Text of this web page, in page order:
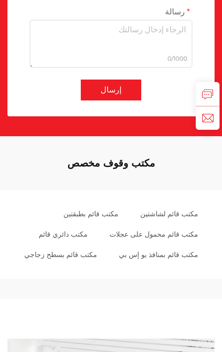
رسالة
0/1000
إرسال
مكتب وقوف مخصص
مكتب قائم لشاشتين مكتب قائم بطبقتين
مكتب قائم محمول على عجلات مكتب دائري قائم
مكتب قائم بمنافذ يو إس بي مكتب قائم بسطح زجاجي